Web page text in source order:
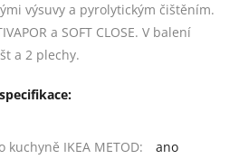
výsuvy a pyrolytickým čištěním.
a SOFT CLOSE. V balení
a 2 plechy.
kuchyně IKEA METOD:
ano